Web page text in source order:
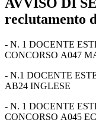
AVVISO DI
reclutamento
- N. 1 DOCENTE
CONCORSO A047
- N.1 DOCENTE
AB24 INGLESE
- N. 1 DOCENTE
CONCORSO A045